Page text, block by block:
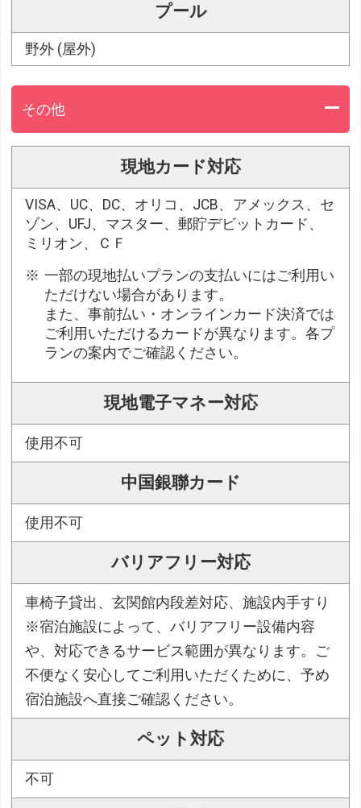
プール
野外 (屋外)
その他
現地カード対応
VISA、UC、DC、オリコ、JCB、アメックス、セ
ゾン、UFJ、マスター、郵貯デビットカード、
ミリオン、ＣＦ
一部の現地払いプランの支払いにはご利用い
ただけない場合があります。
また、事前払い・オンラインカード決済では
ご利用いただけるカードが異なります。各プ
ランの案内でご確認ください。
現地電子マネー対応
使用不可
中国銀聯カード
使用不可
バリアフリー対応
車椅子貸出、玄関館内段差対応、施設内手すり
※宿泊施設によって、バリアフリー設備内容
や、対応できるサービス範囲が異なります。ご
不便なく安心してご利用いただくために、予め
宿泊施設へ直接ご確認ください。
ペット対応
不可